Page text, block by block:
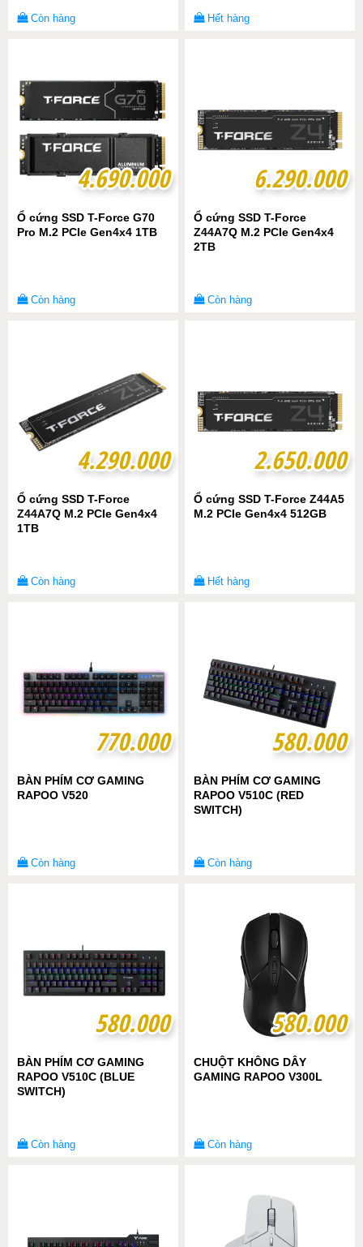
Còn hàng Hết hàng
4.690.000
4.690.000
Ổ cứng SSD T-Force G70
Pro M.2 PCIe Gen4x4 1TB
Còn hàng
6.290.000
6.290.000
Ổ cứng SSD T-Force
Z44A7Q M.2 PCIe Gen4x4
2TB
Còn hàng
4.290.000
4.290.000
Ổ cứng SSD T-Force
Z44A7Q M.2 PCIe Gen4x4
1TB
Còn hàng
2.650.000
2.650.000
Ổ cứng SSD T-Force Z44A5
M.2 PCIe Gen4x4 512GB
Hết hàng
770.000
770.000
BÀN PHÍM CƠ GAMING
RAPOO V520
Còn hàng
580.000
580.000
BÀN PHÍM CƠ GAMING
RAPOO V510C (RED
SWITCH)
Còn hàng
580.000
580.000
BÀN PHÍM CƠ GAMING
RAPOO V510C (BLUE
SWITCH)
Còn hàng
580.000
580.000
CHUỘT KHÔNG DÂY
GAMING RAPOO V300L
Còn hàng